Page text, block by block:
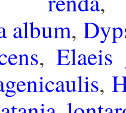
album,
,Elaeis
,